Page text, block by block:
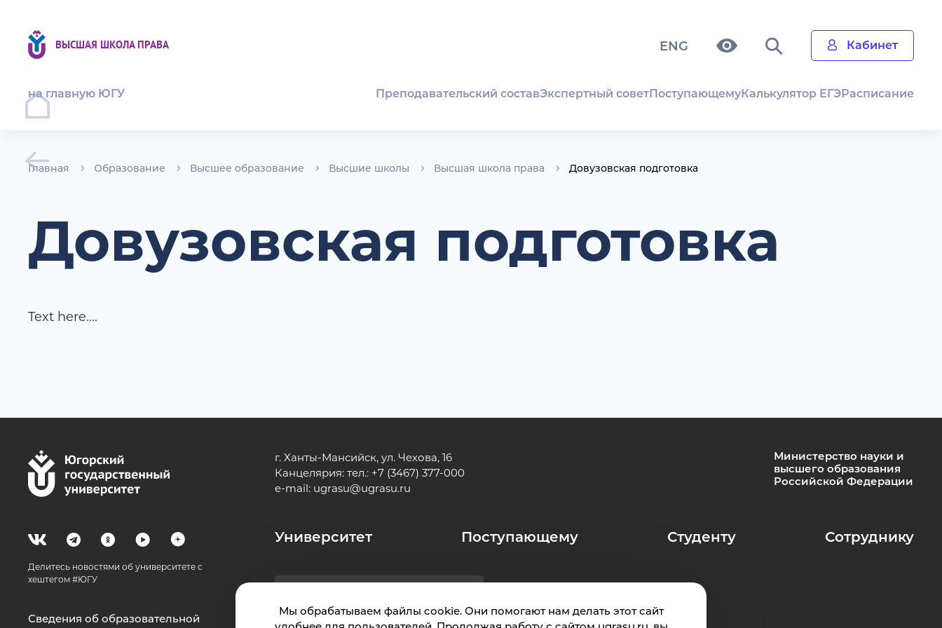
Мы обрабатываем файлы cookie. Они помогают нам делать этот сайт
ВЫСШАЯ ШКОЛА ПРАВА ENG Кабинет
на главную ЮГУ Преподавательский составЭкспертный советПоступающемуКалькулятор ЕГЭРасписание
Главная Образование Высшее образование Высшие школы Высшая школа права Довузовская подготовка
Довузовская подготовка
Text here....
Делитесь новостями об университете с
хештегом #ЮГУ
Сведения об образовательной
г. Ханты-Мансийск, ул. Чехова, 16
Канцелярия: тел.: +7 (3467) 377-000
e-mail: ugrasu@ugrasu.ru
Министерство науки и
высшего образования
Российской Федерации
Университет Поступающему Студенту Сотруднику